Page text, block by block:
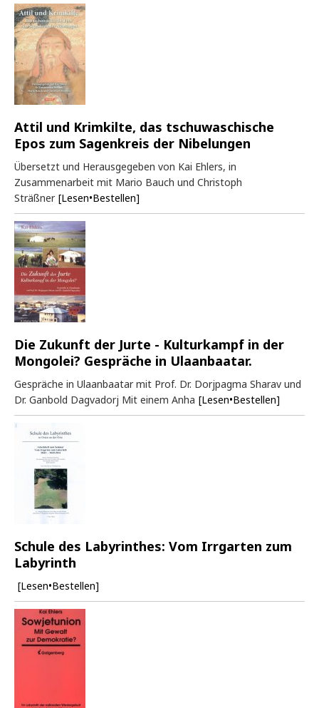
Attil und Krimkilte, das tschuwaschische
Epos zum Sagenkreis der Nibelungen
Übersetzt und Herausgegeben von Kai Ehlers, in
Zusammenarbeit mit Mario Bauch und Christoph
Sträßner [Lesen•Bestellen]
Die Zukunft der Jurte - Kulturkampf in der
Mongolei? Gespräche in Ulaanbaatar.
Gespräche in Ulaanbaatar mit Prof. Dr. Dorjpagma Sharav und
Dr. Ganbold Dagvadorj Mit einem Anha [Lesen•Bestellen]
Schule des Labyrinthes: Vom Irrgarten zum
Labyrinth
[Lesen•Bestellen]